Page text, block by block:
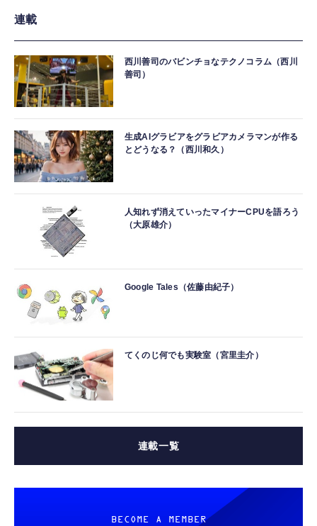
連載
西川善司のバビンチョなテクノコラム（西川
善司）
生成AIグラビアをグラビアカメラマンが作る
とどうなる？（西川和久）
人知れず消えていったマイナーCPUを語ろう
（大原雄介）
Google Tales（佐藤由紀子）
てくのじ何でも実験室（宮里圭介）
連載一覧
BECOME A MEMBER